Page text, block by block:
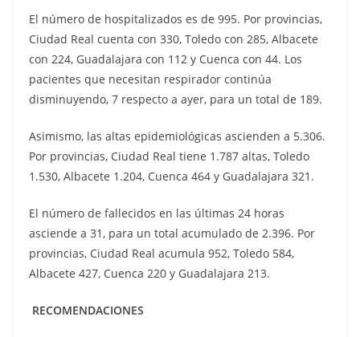
El número de hospitalizados es de 995. Por provincias,
Ciudad Real cuenta con 330, Toledo con 285, Albacete
con 224, Guadalajara con 112 y Cuenca con 44. Los
pacientes que necesitan respirador continúa
disminuyendo, 7 respecto a ayer, para un total de 189.
Asimismo, las altas epidemiológicas ascienden a 5.306.
Por provincias, Ciudad Real tiene 1.787 altas, Toledo
1.530, Albacete 1.204, Cuenca 464 y Guadalajara 321.
El número de fallecidos en las últimas 24 horas
asciende a 31, para un total acumulado de 2.396. Por
provincias, Ciudad Real acumula 952, Toledo 584,
Albacete 427, Cuenca 220 y Guadalajara 213.
RECOMENDACIONES